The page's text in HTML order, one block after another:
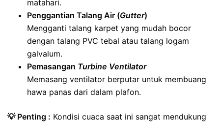
matahari.
Penggantian Talang Air (Gutter)
Mengganti talang karpet yang mudah bocor
dengan talang PVC tebal atau talang logam
galvalum.
Pemasangan Turbine Ventilator
Memasang ventilator berputar untuk membuang
hawa panas dari dalam plafon.
💡 Penting : Kondisi cuaca saat ini sangat mendukung